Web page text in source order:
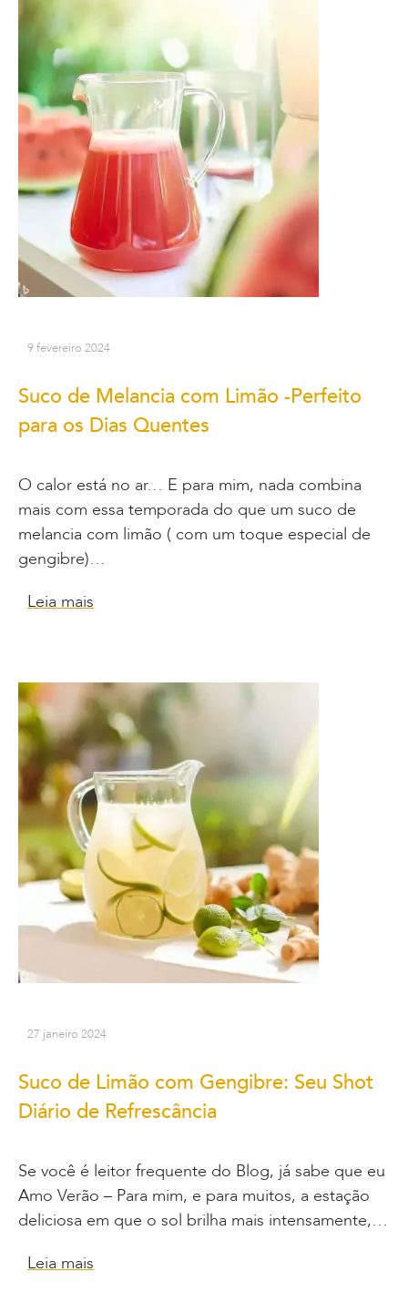
9 fevereiro 2024
Suco de Melancia com Limão -Perfeito
para os Dias Quentes
O calor está no ar… E para mim, nada combina
mais com essa temporada do que um suco de
melancia com limão ( com um toque especial de
gengibre)…
Leia mais
27 janeiro 2024
Suco de Limão com Gengibre: Seu Shot
Diário de Refrescância
Se você é leitor frequente do Blog, já sabe que eu
Amo Verão – Para mim, e para muitos, a estação
deliciosa em que o sol brilha mais intensamente,…
Leia mais